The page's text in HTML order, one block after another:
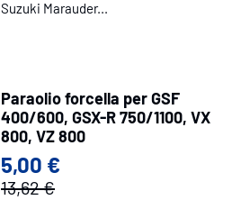
Suzuki Marauder...
Paraolio forcella per GSF
400/600, GSX-R 750/1100, VX
800, VZ 800
5,00 €
13,62 €